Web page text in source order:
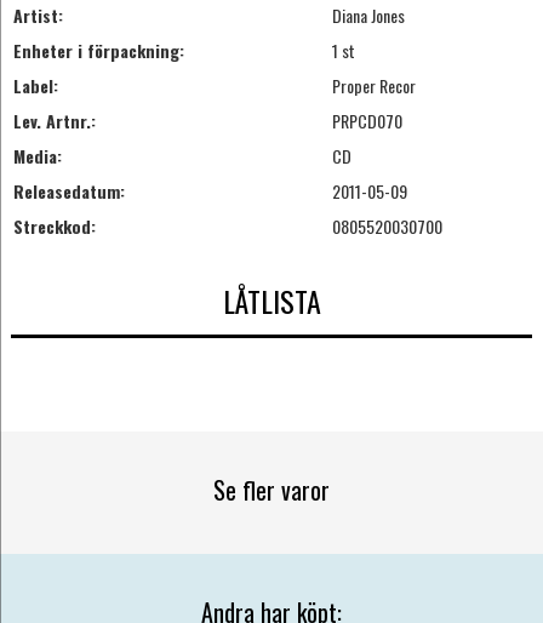
Artist:
Diana Jones
Enheter i förpackning:
1 st
Label:
Proper Recor
Lev. Artnr.:
PRPCD070
Media:
CD
Releasedatum:
2011-05-09
Streckkod:
0805520030700
LÅTLISTA
Se fler varor
Andra har köpt: